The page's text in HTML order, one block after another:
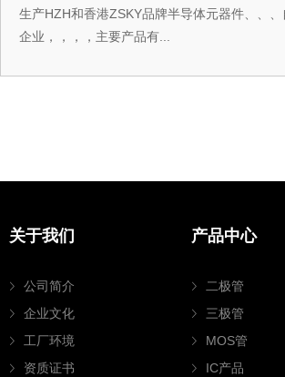
生产HZH和香港ZSKY品牌半导体元器件、、
企业，，，，主要产品有...
关于我们
公司简介
企业文化
工厂环境
资质证书
产品中心
二极管
三极管
MOS管
IC产品